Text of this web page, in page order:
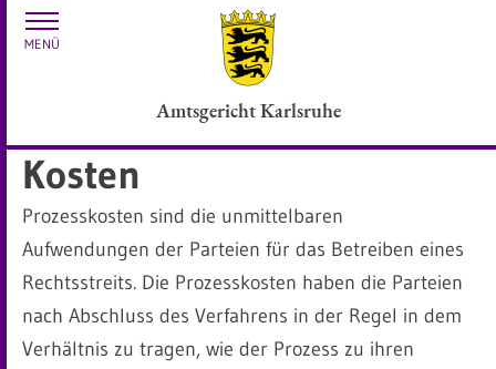
Amtsgericht Karlsruhe
MENÜ
Kosten
Prozesskosten sind die unmittelbaren
Aufwendungen der Parteien für das Betreiben eines
Rechtsstreits. Die Prozesskosten haben die Parteien
nach Abschluss des Verfahrens in der Regel in dem
Verhältnis zu tragen, wie der Prozess zu ihren